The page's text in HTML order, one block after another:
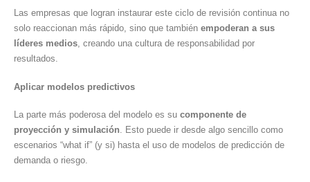
Las empresas que logran instaurar este ciclo de revisión continua no
solo reaccionan más rápido, sino que también empoderan a sus
líderes medios, creando una cultura de responsabilidad por
resultados.
Aplicar modelos predictivos
La parte más poderosa del modelo es su componente de
proyección y simulación. Esto puede ir desde algo sencillo como
escenarios “what if” (y si) hasta el uso de modelos de predicción de
demanda o riesgo.